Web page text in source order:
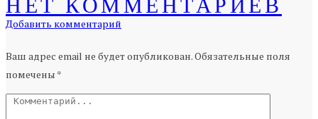
НЕТ КОММЕНТАРИЕВ
Добавить комментарий
Ваш адрес email не будет опубликован.Обязательные поля
помечены *